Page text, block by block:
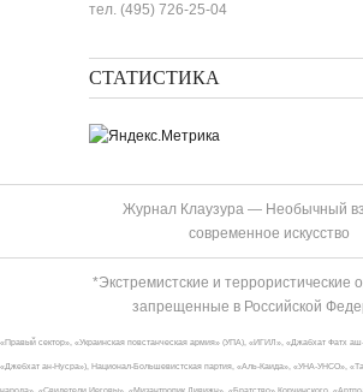
тел. (495) 726-25-04
СТАТИСТИКА
Журнал Клаузура — Необычный
современное искусство
*Экстремистские и террористические
запрещенные в Российской
«Правый сектор», «Украинская повстанческая армия» (УПА), «ИГИЛ», «Джабхат Фатх
«Джебхат ан-Нусра»), Национал-Большевистская партия, «Аль-Каида», «УНА-УНСО»,
народа», «Свидетели Иеговы», «Мизантропик Дивижн», «Братство» Корчинского,